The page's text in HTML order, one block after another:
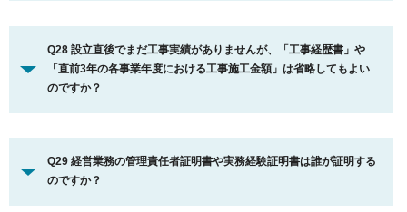
Q28 設立直後でまだ工事実績がありませんが、「工事経歴書」や
「直前3年の各事業年度における工事施工金額」は省略してもよい
のですか？
Q29 経営業務の管理責任者証明書や実務経験証明書は誰が証明する
のですか？